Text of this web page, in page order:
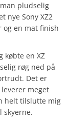
pludselig
nye Sony XZ2
og en mat finish
købte en XZ
røg ned på
Det er
meget
helt tilslutte mig
skyerne.